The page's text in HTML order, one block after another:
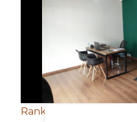
Ranking das cidades